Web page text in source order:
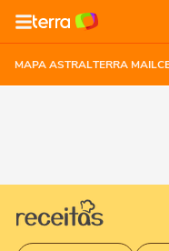
MAPA ASTRALTERRA MAIL